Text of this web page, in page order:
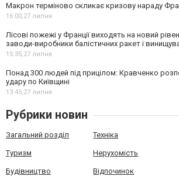
Макрон терміново скликає кризову нараду
16:00,27 липня
Лісові пожежі у Франції виходять на новий
заводи-виробники балістичних ракет і
15:35,27 липня
Понад 300 людей під прицілом: Кравченко
удару по Київщині
13:45,27 липня
Рубрики новин
Загальний розділ Техніка
Туризм Нерухомість
Будівництво Відпочинок